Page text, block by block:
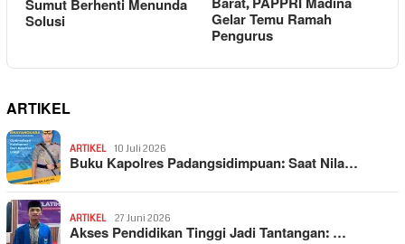
Sumut Berhenti Menunda
Solusi Gelar Temu Ramah
Pengurus
ARTIKEL
ARTIKEL 10 Juli 2026
Buku Kapolres Padangsidimpuan: Saat Nila…
ARTIKEL 27 Juni 2026
Akses Pendidikan Tinggi Jadi Tantangan: …